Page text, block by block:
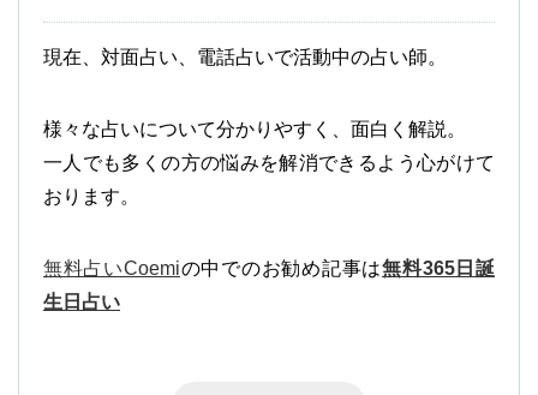
現在、対面占い、電話占いで活動中の占い師。
様々な占いについて分かりやすく、面白く解説。
一人でも多くの方の悩みを解消できるよう心がけて
おります。
無料占いCoemiの中でのお勧め記事は無料365日誕
生日占い